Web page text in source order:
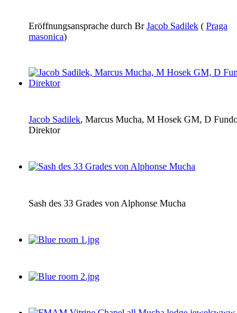
Eröffnungsansprache durch BrJacob Sadilek ( Praga
masonica)
Jacob Sadilek, Marcus Mucha, M Hosek GM, D
Direktor
Sash des 33 Grades von Alphonse Mucha